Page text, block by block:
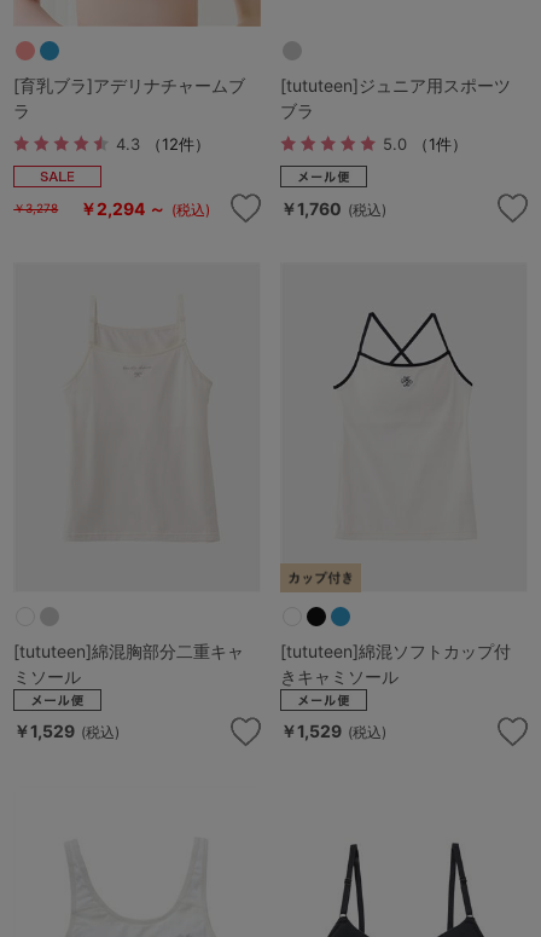
[育乳ブラ]アデリナチャームブ
ラ
4.3 （12件）
￥3,278 ￥2,294 ～ (税込)
[tututeen]ジュニア用スポーツ
ブラ
5.0 （1件）
￥1,760 (税込)
[tututeen]綿混胸部分二重キャ
ミソール
￥1,529 (税込)
[tututeen]綿混ソフトカップ付
きキャミソール
￥1,529 (税込)